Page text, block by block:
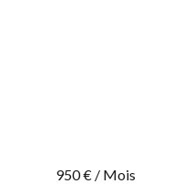
950 € / Mois